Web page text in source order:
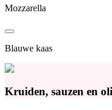
Mozzarella
Blauwe kaas
Kruiden, sauzen en